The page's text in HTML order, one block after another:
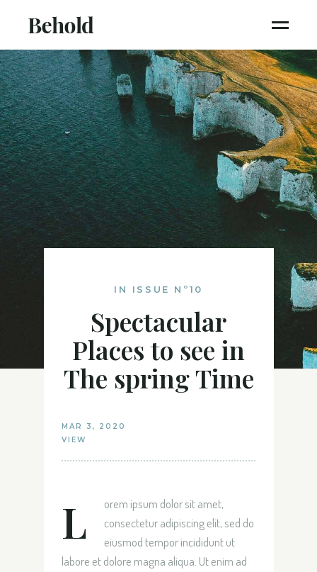
IN ISSUE Nº10
Spectacular
Places to see in
The spring Time
MAR 3, 2020
VIEW
L
orem ipsum dolor sit amet,
consectetur adipiscing elit, sed do
eiusmod tempor incididunt ut
labore et dolore magna aliqua. Ut enim ad